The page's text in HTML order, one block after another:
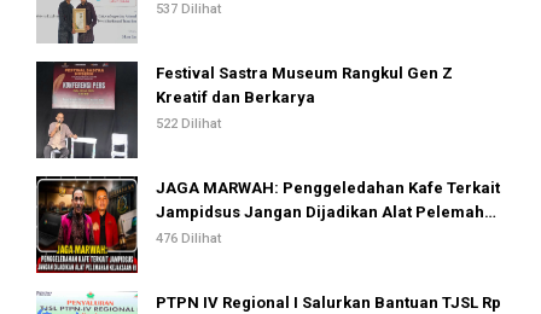
537 Dilihat
Festival Sastra Museum Rangkul Gen Z
Kreatif dan Berkarya
522 Dilihat
JAGA MARWAH: Penggeledahan Kafe Terkait
Jampidsus Jangan Dijadikan Alat Pelemahan
Kejaksaan RI
476 Dilihat
PTPN IV Regional I Salurkan Bantuan TJSL Rp